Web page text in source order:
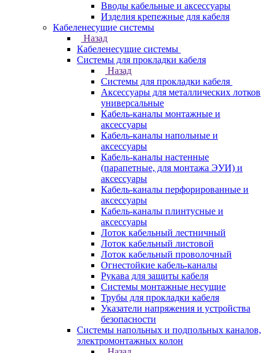
Вводы кабельные и аксессуары
Изделия крепежные для кабеля
Кабеленесущие системы
Назад
Кабеленесущие системы
Системы для прокладки кабеля
Назад
Системы для прокладки кабеля
Аксессуары для металлических лотков
универсальные
Кабель-каналы монтажные и
аксессуары
Кабель-каналы напольные и
аксессуары
Кабель-каналы настенные
(парапетные, для монтажа ЭУИ) и
аксессуары
Кабель-каналы перфорированные и
аксессуары
Кабель-каналы плинтусные и
аксессуары
Лоток кабельный лестничный
Лоток кабельный листовой
Лоток кабельный проволочный
Огнестойкие кабель-каналы
Рукава для защиты кабеля
Системы монтажные несущие
Трубы для прокладки кабеля
Указатели напряжения и устройства
безопасности
Системы напольных и подпольных каналов,
электромонтажных колон